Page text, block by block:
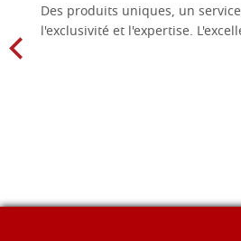
Des produits uniques, un
l'exclusivité et l'expertise.